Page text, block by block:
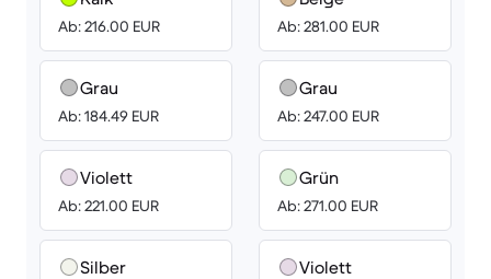
Ab: 216.00 EUR
Grau
Ab: 184.49 EUR
Violett
Ab: 221.00 EUR
Silber
Ab: 281.00 EUR
Grau
Ab: 247.00 EUR
Grün
Ab: 271.00 EUR
Violett